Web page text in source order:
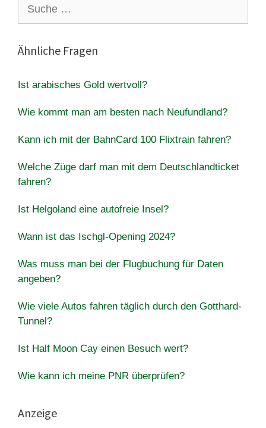
nach:
Ähnliche Fragen
Ist arabisches Gold wertvoll?
Wie kommt man am besten nach Neufundland?
Kann ich mit der BahnCard 100 Flixtrain fahren?
Welche Züge darf man mit dem Deutschlandticket
fahren?
Ist Helgoland eine autofreie Insel?
Wann ist das Ischgl-Opening 2024?
Was muss man bei der Flugbuchung für Daten
angeben?
Wie viele Autos fahren täglich durch den Gotthard-
Tunnel?
Ist Half Moon Cay einen Besuch wert?
Wie kann ich meine PNR überprüfen?
Anzeige